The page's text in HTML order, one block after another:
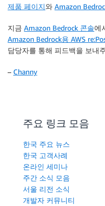
제품 페이지와 Amazon
지금 Amazon Bedrock 콘솔에
Amazon Bedrock용 AWS
담당자를 통해 피드백을 보내
– Channy
주요 링크 모음
한국 주요 뉴스
한국 고객사례
온라인 세미나
주간 소식 모음
서울 리전 소식
개발자 커뮤니티